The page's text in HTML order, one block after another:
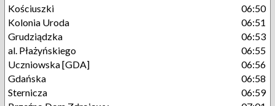
Kościuszki
06:50
Kolonia Uroda
06:51
Grudziądzka
06:53
al. Płażyńskiego
06:55
Uczniowska [GDA]
06:56
Gdańska
06:58
Sternicza
06:59